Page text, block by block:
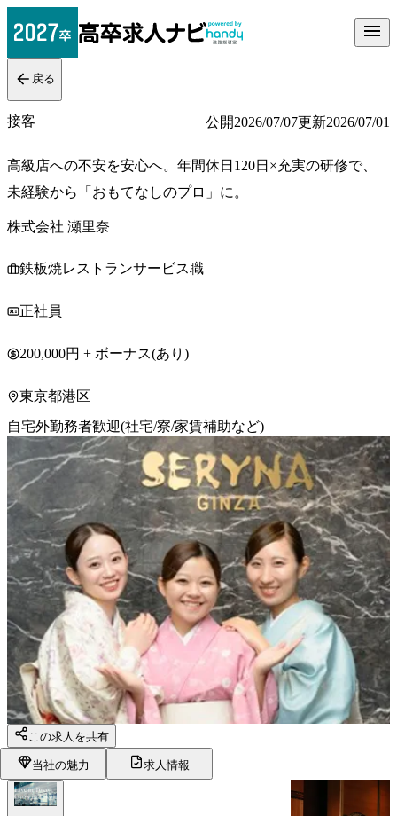
戻る
接客 公開2026/07/07更新2026/07/01
高級店への不安を安心へ。年間休日120日×充実の研修で、
未経験から「おもてなしのプロ」に。
株式会社 瀬里奈
鉄板焼レストランサービス職
正社員
200,000円 + ボーナス(あり)
東京都港区
自宅外勤務者歓迎(社宅/寮/家賃補助など)
この求人を共有
当社の魅力 求人情報